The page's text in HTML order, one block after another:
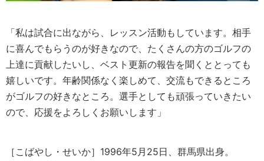
「私は試合に出ながら、レッスン活動もしています。相手
に喜んでもらうのが好きなので、たくさんの方のゴルフの
上達に貢献したいし、ベスト更新の報告を聞くととっても
嬉しいです。年齢関係なく楽しめて、交流もできるところ
がゴルフの好きなところ。選手としても頑張っていきたい
ので、応援をよろしくお願いします」
［こばやし・せいか］1996年5月25日、群馬県出身。